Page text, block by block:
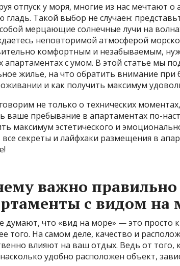
отпуск у моря, многие из нас мечтают
гладь. Такой выбор не случаен:
мерцающие солнечные лучи на
неповторимой атмосферой
комфортным и незабываемым,
апартаментах с умом. В этой статье мы
жилье, на что обратить внимание при
и как получить максимум
не только о технических
ваше пребывание в апартаментах по-
максимум эстетического и
все секреты и лайфхаки размещения в
важно
с видом на
думают, что «вид на море» — это просто
того. На самом деле, качество и
влияют на ваш отдых. Ведь от того,
удобно расположен объект,